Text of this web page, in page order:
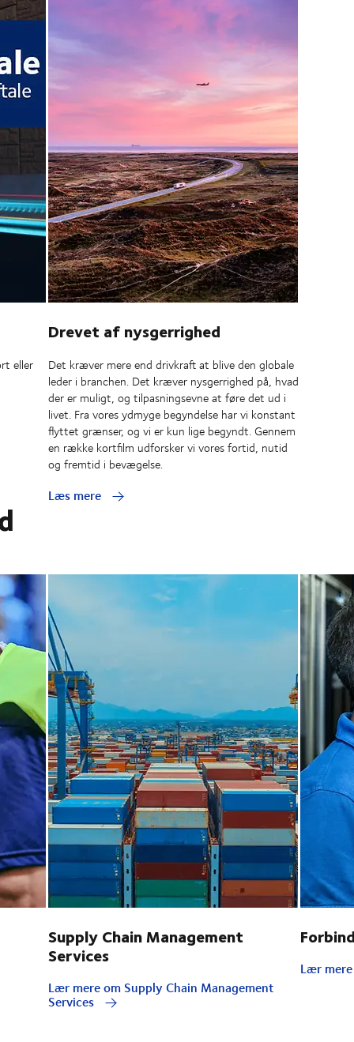
eller
Drevet af nysgerrighed
Det kræver mere end drivkraft at blive den globale
leder i branchen. Det kræver nysgerrighed på, hvad
der er muligt, og tilpasningsevne at føre det ud i
livet. Fra vores ydmyge begyndelse har vi konstant
flyttet grænser, og vi er kun lige begyndt. Gennem
en række kortfilm udforsker vi vores fortid, nutid
og fremtid i bevægelse.
Læs mere
Supply Chain Management
Services
Lær mere om Supply Chain Management
Services
Lær